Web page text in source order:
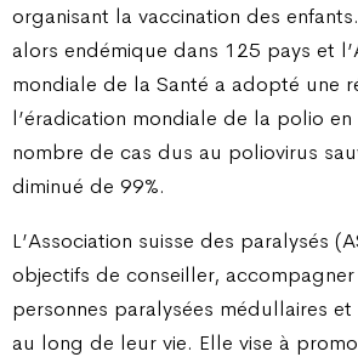
organisant la vaccination des
alors endémique dans 125 pays et
mondiale de la Santé a adopté une
l’éradication mondiale de la polio
nombre de cas dus au poliovirus
diminué de 99%.
L’Association suisse des paralysés
objectifs de conseiller,
personnes paralysées médullaires
au long de leur vie. Elle vise à